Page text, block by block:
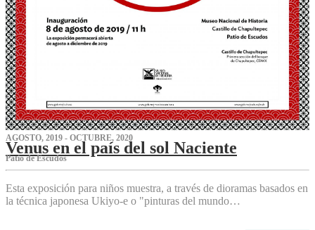
AGOSTO, 2019 - OCTUBRE, 2020
Venus en el país del sol Naciente
P‌atio de Escudos
Esta exposición para niños muestra, a través de dioramas basados en
la técnica japonesa Ukiyo-e o "pinturas del mundo…